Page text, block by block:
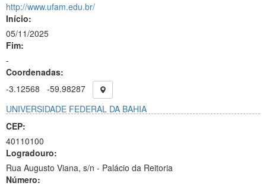
http://www.ufam.edu.br/
Início:
05/11/2025
Fim:
-
Coordenadas:
-3.12568
-59.98287
UNIVERSIDADE FEDERAL DA BAHIA
CEP:
40110100
Logradouro:
Rua Augusto Viana, s/n - Palácio da Reitoria
Número: